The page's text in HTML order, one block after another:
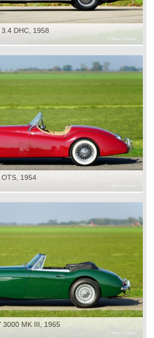
DHC, 1958
OTS, 1954
3000 MK III, 1965